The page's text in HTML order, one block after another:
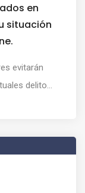
en
situación
evitarán
delito...